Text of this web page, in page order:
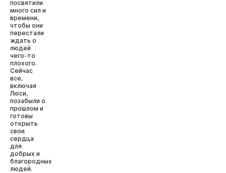
посвятили
много сил и
времени,
чтобы они
перестали
ждать о
людей
чего-то
плохого.
Сейчас
все,
включая
Люси,
позабыли о
прошлом и
готовы
открыть
свои
сердца
для
добрых и
благородных
людей.